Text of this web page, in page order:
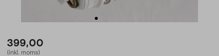
399,00
(inkl. moms)